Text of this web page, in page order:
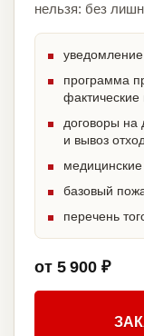
нельзя: без
программа
договоры на
и вывоз
базовый
перечень
от 5 900 ₽